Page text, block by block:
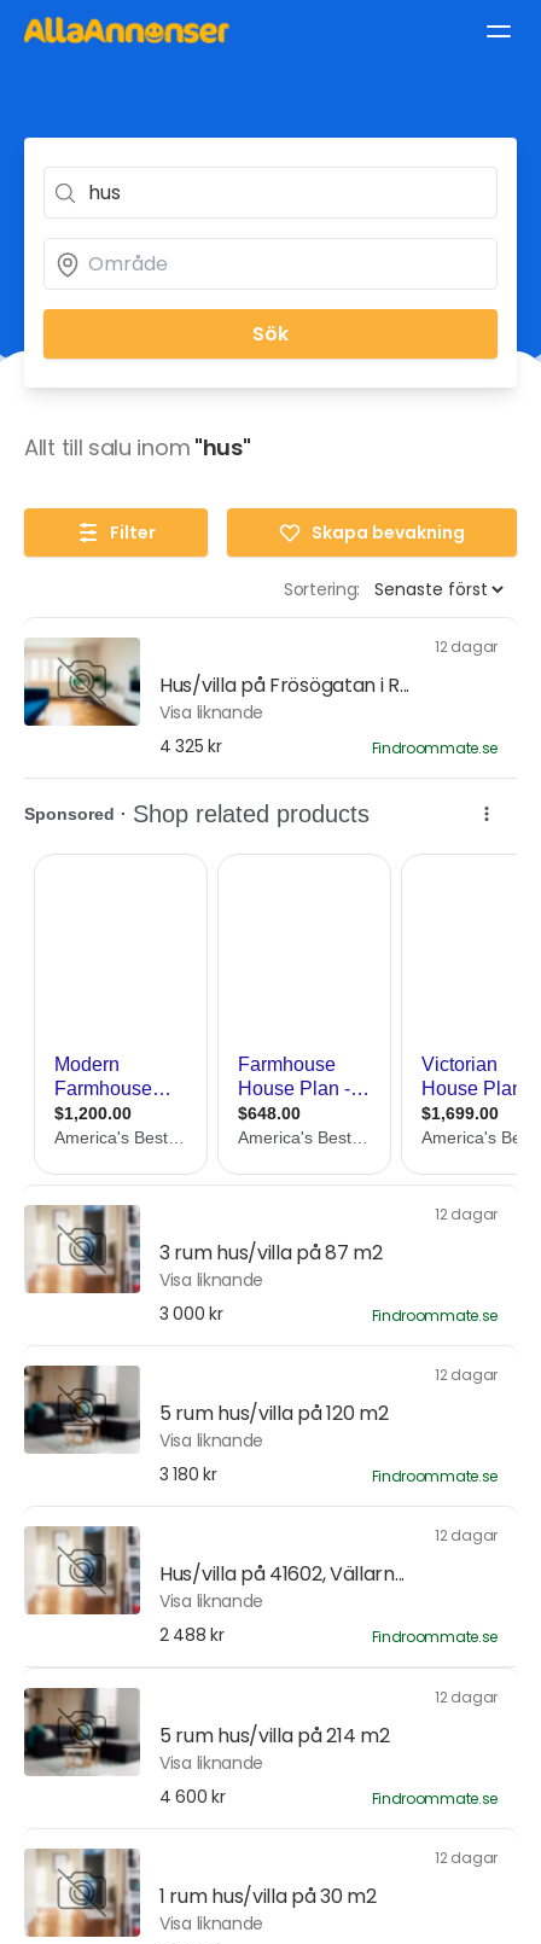
Sök
Allt till salu inom "hus"
Filter Skapa bevakning
Sortering:
12 dagar
Hus/villa på Frösögatan i R...
Visa liknande
4 325 kr
Findroommate.se
12 dagar
3 rum hus/villa på 87 m2
Visa liknande
3 000 kr
Findroommate.se
12 dagar
5 rum hus/villa på 120 m2
Visa liknande
3 180 kr
Findroommate.se
12 dagar
Hus/villa på 41602, Vällarn...
Visa liknande
2 488 kr
Findroommate.se
12 dagar
5 rum hus/villa på 214 m2
Visa liknande
4 600 kr
Findroommate.se
12 dagar
1 rum hus/villa på 30 m2
Visa liknande